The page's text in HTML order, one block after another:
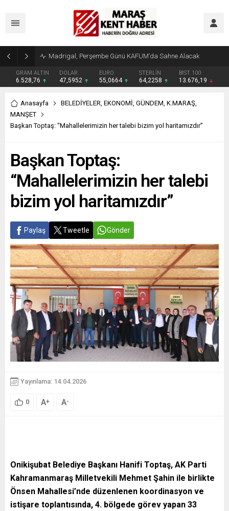
Madrigal, Perşembe Günü KAFUM’da Sahne Alacak
GRAM ALTIN
6.528,76
DOLAR
47,5952
EURO
55,0664
STERLİN
64,2258
BIST 100
13.676,19
Anasayfa BELEDİYELER, EKONOMİ, GÜNDEM, K.MARAŞ,
MANŞET
Başkan Toptaş: “Mahallelerimizin her talebi bizim yol haritamızdır”
Başkan Toptaş:
“Mahallelerimizin her talebi
bizim yol haritamızdır”
Paylaş Tweetle Gönder
Yayınlama: 14.04.2026
0 A+ A-
Onikişubat Belediye Başkanı Hanifi Toptaş, AK Parti
Kahramanmaraş Milletvekili Mehmet Şahin ile birlikte
Önsen Mahallesi’nde düzenlenen koordinasyon ve
istişare toplantısında, 4. bölgede görev yapan 33